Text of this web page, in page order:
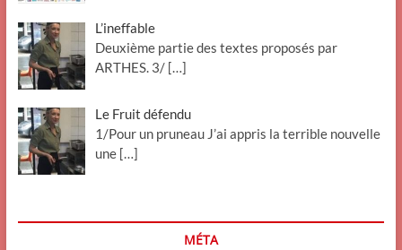
L’ineffable
Deuxième partie des textes proposés par
ARTHES. 3/ […]
Le Fruit défendu
1/Pour un pruneau J’ai appris la terrible nouvelle
une […]
MÉTA